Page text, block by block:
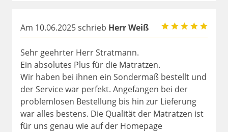
Am 10.06.2025 schrieb Herr Weiß
Sehr geehrter Herr Stratmann.
Ein absolutes Plus für die Matratzen.
Wir haben bei ihnen ein Sondermaß bestellt und
der Service war perfekt. Angefangen bei der
problemlosen Bestellung bis hin zur Lieferung
war alles bestens. Die Qualität der Matratzen ist
für uns genau wie auf der Homepage